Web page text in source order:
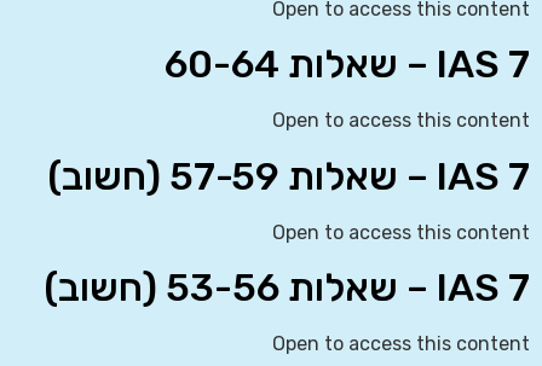
Open to access this content
IAS 7 – שאלות 60-64
Open to access this content
IAS 7 – שאלות 57-59 (חשוב)
Open to access this content
IAS 7 – שאלות 53-56 (חשוב)
Open to access this content